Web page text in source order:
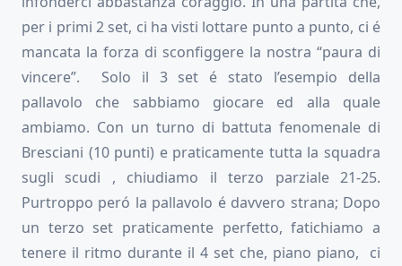
per i primi 2 set, ci ha visti lottare punto a punto, ci é
mancata la forza di sconfiggere la nostra “paura di
vincere”. Solo il 3 set é stato l’esempio della
pallavolo che sabbiamo giocare ed alla quale
ambiamo. Con un turno di battuta fenomenale di
Bresciani (10 punti) e praticamente tutta la squadra
sugli scudi , chiudiamo il terzo parziale 21-25.
Purtroppo peró la pallavolo é davvero strana; Dopo
un terzo set praticamente perfetto, fatichiamo a
tenere il ritmo durante il 4 set che, piano piano, ci